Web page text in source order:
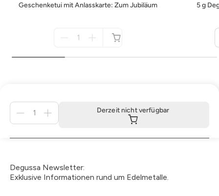
Geschenketui mit Anlasskarte: Zum Jubiläum
verfügbar
5 g
Derzeit
verfügbar
Derzeit nicht verfügbar
Degussa Newsletter:
Exklusive Informationen rund um Edelmetalle.